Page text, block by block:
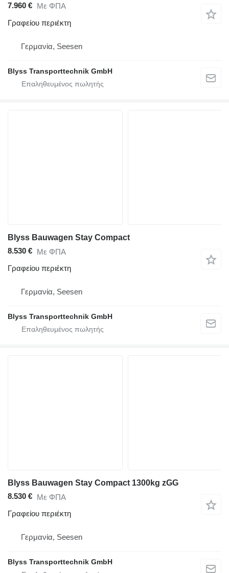
7.960 € Με ΦΠΑ
Γραφείου περιέκτη
Γερμανία, Seesen
Blyss Transporttechnik GmbH
Blyss Bauwagen Stay Compact
8.530 € Με ΦΠΑ
Γραφείου περιέκτη
Γερμανία, Seesen
Blyss Transporttechnik GmbH
Blyss Bauwagen Stay Compact 1300kg zGG
8.530 € Με ΦΠΑ
Γραφείου περιέκτη
Γερμανία, Seesen
Blyss Transporttechnik GmbH